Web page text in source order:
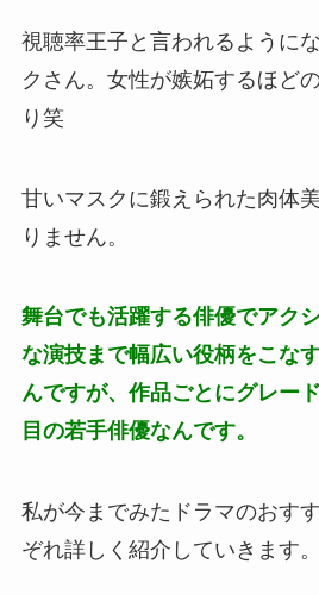
視聴率王子と言われるように
クさん。女性が嫉妬するほど
り笑
甘いマスクに鍛えられた肉体
りません。
舞台でも活躍する俳優でアク
な演技まで幅広い役柄をこな
んですが、作品ごとにグレー
目の若手俳優なんです。
私が今までみたドラマのおす
ぞれ詳しく紹介していきます。